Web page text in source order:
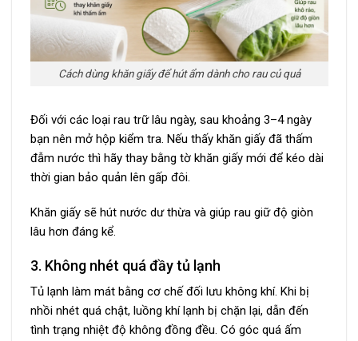
Cách dùng khăn giấy để hút ẩm dành cho rau củ quả
Đối với các loại rau trữ lâu ngày, sau khoảng 3–4 ngày
bạn nên mở hộp kiểm tra. Nếu thấy khăn giấy đã thấm
đẫm nước thì hãy thay bằng tờ khăn giấy mới để kéo dài
thời gian bảo quản lên gấp đôi.
Khăn giấy sẽ hút nước dư thừa và giúp rau giữ độ giòn
lâu hơn đáng kể.
3. Không nhét quá đầy tủ lạnh
Tủ lạnh làm mát bằng cơ chế đối lưu không khí. Khi bị
nhồi nhét quá chật, luồng khí lạnh bị chặn lại, dẫn đến
tình trạng nhiệt độ không đồng đều. Có góc quá ấm